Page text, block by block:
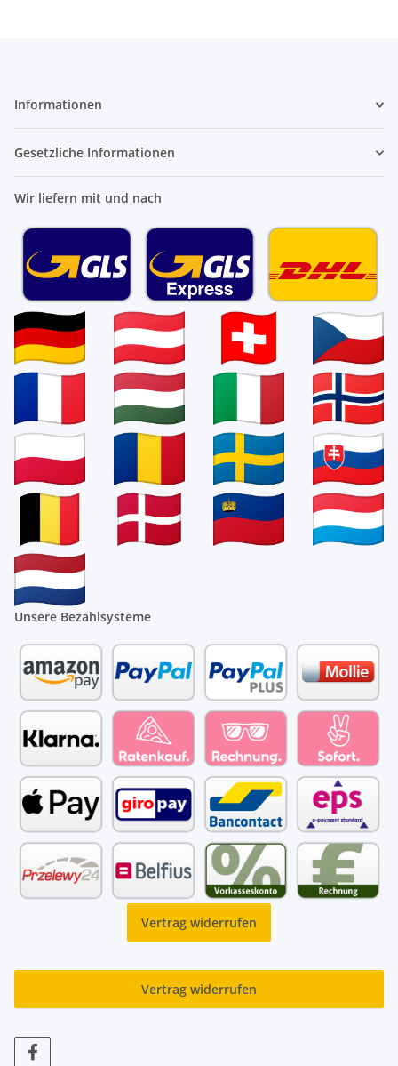
Informationen
Gesetzliche Informationen
Wir liefern mit und nach
Unsere Bezahlsysteme
Vertrag widerrufen
Vertrag widerrufen